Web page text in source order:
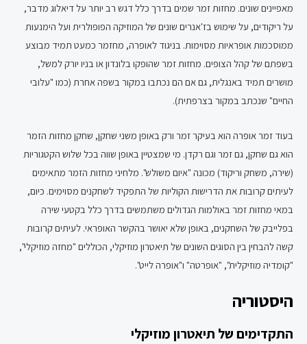
מאפיינים שונים. מחזות זמר שמים בדרך כלל דגש רב יותר על דיאלוג מדבר,
על ריקודים, על שימוש בז'אנרים שונים של המוזיקה הפופולרית ועל הימנעות
ממוסכמות אופראיות מסוימות. בניגוד לאופרה, מחזמר כמעט תמיד מבוצע
בשפתם של קהל הצופים. מחזות זמר שהופקו בלונדון או בניו יורק למשל,
מושרים תמיד באנגלית, גם אם הם נכתבו במקור בשפה אחרת (כמו "עלובי
החיים" שנכתב במקור בצרפתית).
בעוד זמר אופרה הוא בעיקר זמר ורק באופן משני שחקן, שחקן מחזות הזמר
הוא גם שחקן, גם זמר וגם רקדן. מי שמצטיין באופן שווה בכל שלוש הקטגוריות
(שירה, משחק וריקוד) מכונה "איום משולש". מלחיני מחזות הזמר מתאימים
לעיתים קרובות את הדרישות הקוליות של התפקיד לשחקנים מסוימים. כיום,
במאי מחזות זמר באולמות הגדולים משתמשים בדרך כלל בקטעי שירה
בפלייבק של השחקנים, באופן שלא יאושר בהקשר האופראי. לעיתים קרובות
קשה להבחין בין הסוגים השונים של תיאטרון מוזיקלי, הכוללים "מחזה מוזיקלי",
"קומדיה מוזיקלית", "אופרטה" ו"אופרה לייט".
היסטוריה
התקדימים של תיאטרון מוזיקלי